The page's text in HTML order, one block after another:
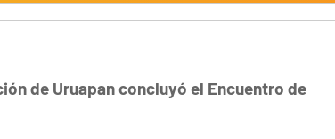
de Uruapan concluyó el Encuentro de